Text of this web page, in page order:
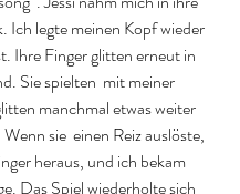
Ich legte meinen Kopf wieder
Ihre Finger glitten erneut in
Sie spielten  mit meiner
manchmal etwas weiter
sie  einen Reiz auslöste,
heraus, und ich bekam
Das Spiel wiederholte sich